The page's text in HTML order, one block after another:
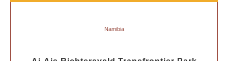
Namibia